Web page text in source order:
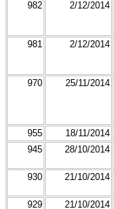
982 2/12/2014
981 2/12/2014
970 25/11/2014
955 18/11/2014
945
28/10/2014
930 21/10/2014
929 21/10/2014